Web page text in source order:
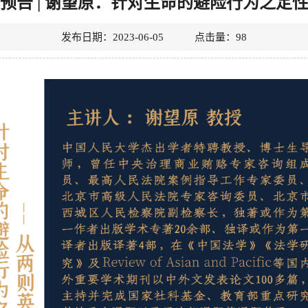
发布日期：2023-06-05 点击量： 98